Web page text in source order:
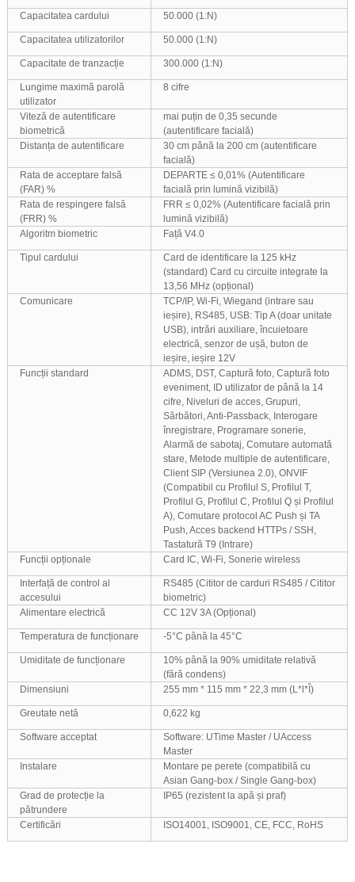
Capacitatea cardului 50.000 (1:N)
Capacitatea utilizatorilor 50.000 (1:N)
Capacitate de tranzacție 300.000 (1:N)
Lungime maximă parolă
utilizator
8 cifre
Viteză de autentificare
biometrică
mai puțin de 0,35 secunde
(autentificare facială)
Distanța de autentificare
30 cm până la 200 cm (autentificare
facială)
Rata de acceptare falsă
(FAR) %
DEPARTE ≤ 0,01% (Autentificare
facială prin lumină vizibilă)
Rata de respingere falsă
(FRR) %
FRR ≤ 0,02% (Autentificare facială prin
lumină vizibilă)
Algoritm biometric
Față V4.0
Tipul cardului
Card de identificare la 125 kHz
(standard) Card cu circuite integrate la
13,56 MHz (opțional)
Comunicare
TCP/IP, Wi-Fi, Wiegand (intrare sau
ieșire), RS485, USB: Tip A (doar unitate
USB), intrări auxiliare, încuietoare
electrică, senzor de ușă, buton de
ieșire, ieșire 12V
Funcții standard
ADMS, DST, Captură foto, Captură foto
eveniment, ID utilizator de până la 14
cifre, Niveluri de acces, Grupuri,
Sărbători, Anti-Passback, Interogare
înregistrare, Programare sonerie,
Alarmă de sabotaj, Comutare automată
stare, Metode multiple de autentificare,
Client SIP (Versiunea 2.0), ONVIF
(Compatibil cu Profilul S, Profilul T,
Profilul G, Profilul C, Profilul Q și Profilul
A), Comutare protocol AC Push și TA
Push, Acces backend HTTPs / SSH,
Tastatură T9 (Intrare)
Funcții opționale
Card IC, Wi-Fi, Sonerie wireless
Interfață de control al
accesului
RS485 (Cititor de carduri RS485 / Cititor
biometric)
Alimentare electrică
CC 12V 3A (Opțional)
Temperatura de funcționare -5°C până la 45°C
Umiditate de funcționare
10% până la 90% umiditate relativă
(fără condens)
Dimensiuni
255 mm * 115 mm * 22,3 mm (L*l*Î)
Greutate netă 0,622 kg
Software acceptat
Software: UTime Master / UAccess
Master
Instalare
Montare pe perete (compatibilă cu
Asian Gang-box / Single Gang-box)
Grad de protecție la
pătrundere
IP65 (rezistent la apă și praf)
Certificări ISO14001, ISO9001, CE, FCC, RoHS